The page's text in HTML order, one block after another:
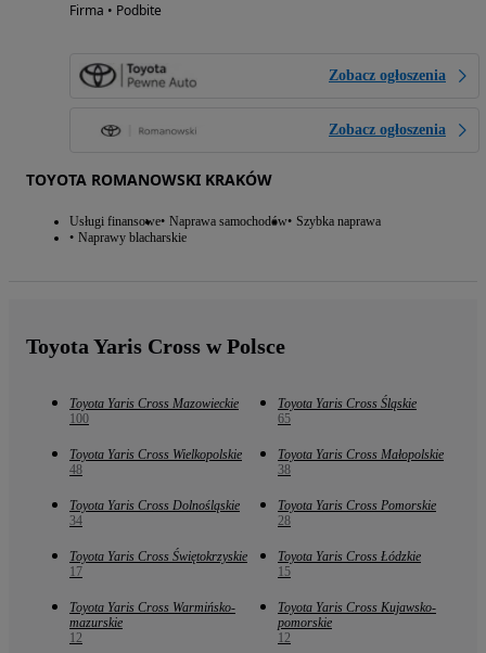
Firma • Podbite
Zobacz ogłoszenia
Zobacz ogłoszenia
TOYOTA ROMANOWSKI KRAKÓW
Usługi finansowe Naprawa samochodów Szybka naprawa
Naprawy blacharskie
Toyota Yaris Cross w Polsce
Toyota Yaris Cross Mazowieckie
100
Toyota Yaris Cross Śląskie
65
Toyota Yaris Cross Wielkopolskie
48
Toyota Yaris Cross Małopolskie
38
Toyota Yaris Cross Dolnośląskie
34
Toyota Yaris Cross Pomorskie
28
Toyota Yaris Cross Świętokrzyskie
17
Toyota Yaris Cross Łódzkie
15
Toyota Yaris Cross Warmińsko-
mazurskie
12
Toyota Yaris Cross Kujawsko-
pomorskie
12